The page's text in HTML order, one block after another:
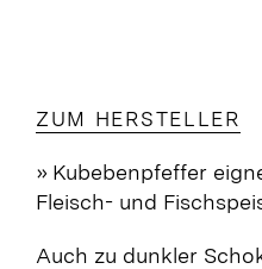
ZUM HERSTELLER
» Kubebenpfeffer
Fleisch- und
Auch zu dunkler